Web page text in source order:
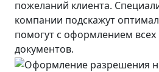
пожеланий клиента.
компании подскажут
помогут с оформлением
документов.